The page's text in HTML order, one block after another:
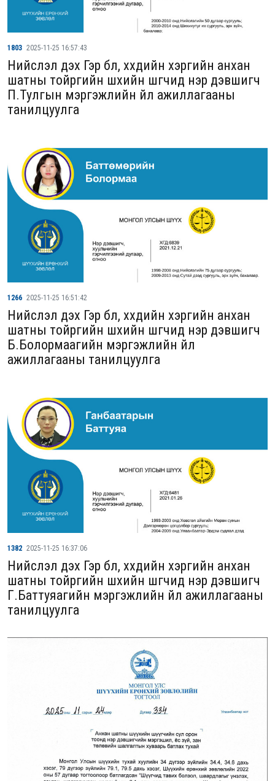
1803 2025-11-25 16:57:43
Нийслэл дэх Гэр бүл, хүүхдийн хэргийн анхан
шатны тойргийн шүүхийн шүүгчид нэр дэвшигч
П.Тулгын мэргэжлийн үйл ажиллагааны
танилцуулга
1266 2025-11-25 16:51:42
Нийслэл дэх Гэр бүл, хүүхдийн хэргийн анхан
шатны тойргийн шүүхийн шүүгчид нэр дэвшигч
Б.Болормаагийн мэргэжлийн үйл
ажиллагааны танилцуулга
1382 2025-11-25 16:37:06
Нийслэл дэх Гэр бүл, хүүхдийн хэргийн анхан
шатны тойргийн шүүхийн шүүгчид нэр дэвшигч
Г.Баттуяагийн мэргэжлийн үйл ажиллагааны
танилцуулга